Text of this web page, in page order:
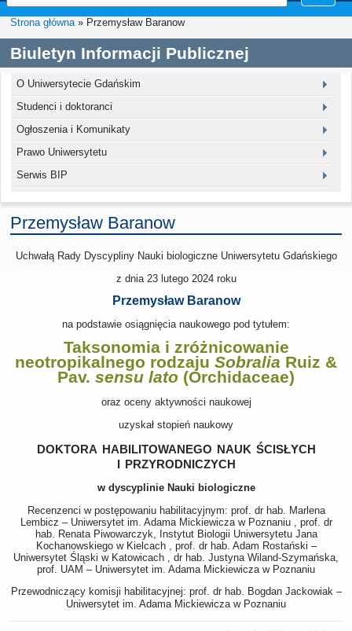
Strona główna» Przemysław Baranow
Biuletyn Informacji Publicznej
O Uniwersytecie Gdańskim
Studenci i doktoranci
Ogłoszenia i Komunikaty
Prawo Uniwersytetu
Serwis BIP
Przemysław Baranow
Uchwałą Rady Dyscypliny Nauki biologiczne Uniwersytetu Gdańskiego
z dnia 23 lutego 2024roku
Przemysław Baranow
na podstawie osiągnięcia naukowego pod tytułem:
Taksonomia i zróżnicowanie
neotropikalnego rodzaju Sobralia Ruiz &
Pav. sensu lato (Orchidaceae)
oraz oceny aktywności naukowej
uzyskał stopień naukowy
doktora habilitowanego nauk ścisłych
i przyrodniczych
w dyscyplinie Nauki biologiczne
Recenzenci w postępowaniu habilitacyjnym: prof. dr hab. Marlena
Lembicz – Uniwersytet im. Adama Mickiewicza w Poznaniu , prof. dr
hab. Renata Piwowarczyk, Instytut Biologii Uniwersytetu Jana
Kochanowskiego w Kielcach , prof. dr hab. Adam Rostański –
Uniwersytet Śląski w Katowicach , dr hab. Justyna Wiland-Szymańska,
prof. UAM – Uniwersytet im. Adama Mickiewicza w Poznaniu
Przewodniczący komisji habilitacyjnej: prof. dr hab. Bogdan Jackowiak –
Uniwersytet im. Adama Mickiewicza w Poznaniu